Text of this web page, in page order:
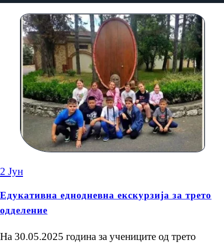
2 Јун
Едукативна еднодневна екскурзија за трето
одделение
На 30.05.2025 година за учениците од трето